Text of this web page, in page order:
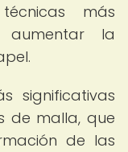
más
aumentar la
significativas
de malla, que
de las